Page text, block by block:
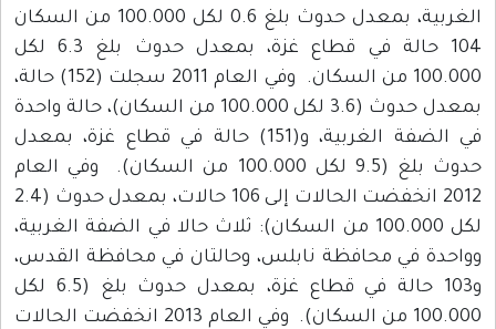
الغربية، بمعدل حدوث بلغ 0.6 لكل 100.000 من السكان
104 حالة في قطاع غزة، بمعدل حدوث بلغ 6.3 لكل
100.000 من السكان. وفي العام 2011 سجلت (152) حالة،
بمعدل حدوث (3.6 لكل 100.000 من السكان)، حالة واحدة
في الضفة الغربية، و(151) حالة في قطاع غزة، بمعدل
حدوث بلغ (9.5 لكل 100.000 من السكان). وفي العام
2012 انخفضت الحالات إلى 106 حالات، بمعدل حدوث (2.4
لكل 100.000 من السكان): ثلاث حالا في الضفة الغربية،
وواحدة في محافظة نابلس، وحالتان في محافظة القدس،
و103 حالة في قطاع غزة، بمعدل حدوث بلغ (6.5 لكل
100.000 من السكان). وفي العام 2013 انخفضت الحالات